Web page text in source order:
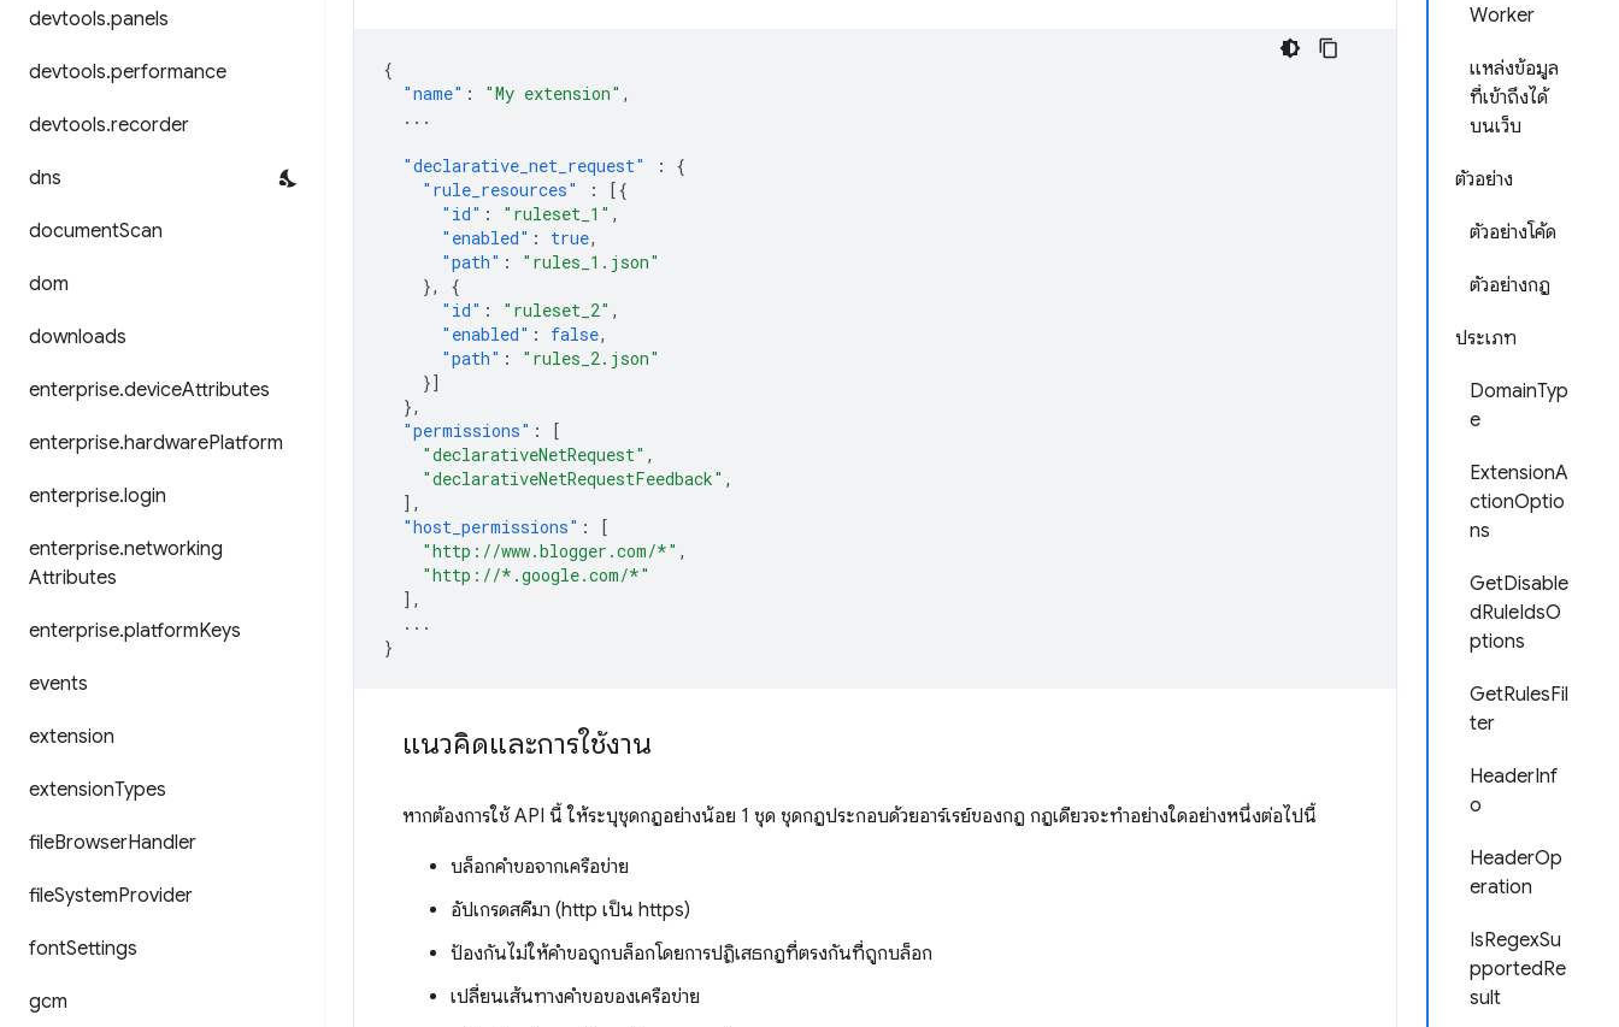
devtools.panels
devtools.performance
devtools.recorder
dns
documentScan
dom
downloads
enterprise.deviceAttributes
enterprise.hardwarePlatform
enterprise.login
enterprise.networking
Attributes
enterprise.platformKeys
events
extension
extensionTypes
fileBrowserHandler
fileSystemProvider
fontSettings
gcm
Worker
แหล่งข้อมูล
ที่เข้าถึงได้
บนเว็บ
ตัวอย่าง
ตัวอย่างโค้ด
ตัวอย่างกฎ
ประเภท
DomainTyp
e
ExtensionA
ctionOptio
ns
GetDisable
dRuleIdsO
ptions
GetRulesFil
ter
HeaderInf
o
HeaderOp
eration
IsRegexSu
pportedRe
sult
{
"name" : "My extension" ,
...
"declarative_net_request" :
{
"rule_resources"
:
[{
"id" : "ruleset_1" ,
"enabled" : true,
"path" :
"rules_1.json"
},
{
"id" : "ruleset_2" ,
"enabled" : false,
"path" :
"rules_2.json"
}]
},
"permissions" :
[
"declarativeNetRequest" ,
"declarativeNetRequestFeedback" ,
],
"host_permissions" :
[
"http://www.blogger.com/*" ,
"http://*.google.com/*"
],
...
}
แนวคิดและการใช้งาน
หากต้องการใช้ API นี้ ให้ระบุชุดกฎอย่างน้อย 1 ชุด ชุดกฎประกอบด้วยอาร์เรย์ของกฎ กฎเดียวจะทำอย่างใดอย่างหนึ่งต่อไปนี้
บล็อกคำขอจากเครือข่าย
อัปเกรดสคีมา (http เป็น https)
ป้องกันไม่ให้คำขอถูกบล็อกโดยการปฏิเสธกฎที่ตรงกันที่ถูกบล็อก
เปลี่ยนเส้นทางคำขอของเครือข่าย